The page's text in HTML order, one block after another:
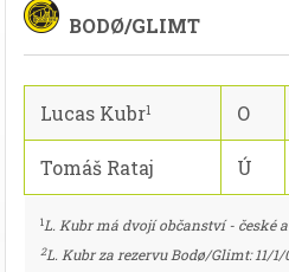
BODØ/GLIMT
Lucas Kubr1 O
Tomáš Rataj Ú
1L. Kubr má dvojí občanství - české
2L. Kubr za rezervu Bodø/Glimt: 11/1/